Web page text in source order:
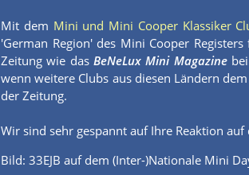
Mit dem Mini und Mini Cooper Klassiker
'German Region' des Mini Cooper
Zeitung wie dasBeNeLux Mini Magazine
wenn weitere Clubs aus diesen Ländern
der Zeitung.
Wir sind sehr gespannt auf Ihre Reaktion auf
Bild: 33EJB auf dem (Inter-)Nationale Mini